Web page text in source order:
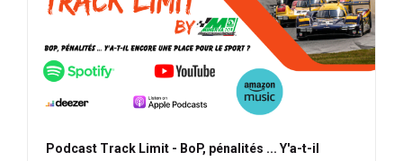
Podcast Track Limit - BoP, pénalités ... Y'a-t-il